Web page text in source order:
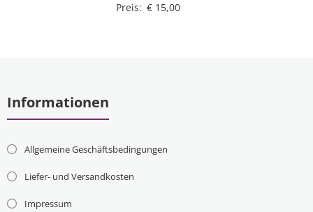
Preis: €15,00
Informationen
Allgemeine Geschäftsbedingungen
Liefer- und Versandkosten
Impressum